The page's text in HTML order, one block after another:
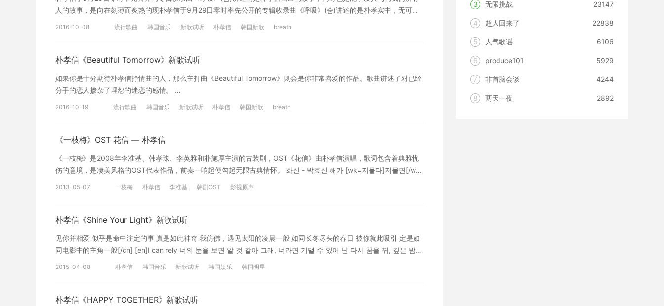
은 너, 너의 세상은 나인 거야 지금 이 순간에도 세상은 변해가고 그 안에 있는 너와 나의 모습도 변해가고 오늘은 걷더라
도 내일은 달려갈래 If you are there besides me Oh Home Oh Home And I fly high I’m in sky high 너를 안고서 And
you, if you are there beside me I fly high I’m in sky high Fly high I feel alright I’m so alive I will fight And I fly high
视频均来自互联网链接，仅供学习使用。本网站自身不存储、控制、修改被链接的内容。"沪江网"高度重视知识产权保
护。当如发现本网站发布的信息包含有侵犯其著作权的链接内容时，请联系我们，我们将依法采取措施移除相关内容或屏
蔽相关链接。
人的故事，是向在刻薄而炙热的现朴孝信于9月29日零时率先公开的专辑收录曲《呼吸》(숨)讲述的是朴孝实中，无可奈
수 없는걸 바라도 된다면 두렵지 않다면 너처럼 오늘 같은 날 마른 줄 알았던 오래된 눈물이 흐르면 잠들지 않는 내 작은
에 비가 내리고 다시 자라난 오늘 그 하루를 살아 오늘 같은 밤 이대로 머물러도 될 꿈이라면 바랄 수 없는걸 바라도 된다
면 두렵지 않다면 너처럼 오늘 같은 날 마른 줄 알았던 오래된 눈물이 흐르면 잠들지 않는 이 어린 가슴이 숨을 쉰다 고단
했던 내 하루가 숨을 쉰다 声明：音视频均来自互联网链接，仅供学习使用。本网站自身不存储、控制、修改被链接的内
2016-10-08 流行歌曲 韩国音乐 新歌试听 朴孝信 韩国新歌 breath
朴孝信《Beautiful Tomorrow》新歌试听
如果你是十分期待朴孝信抒情曲的人，那么主打曲《Beautiful Tomorrow》则会是你非常喜爱的作品。歌曲讲述了对已经
分手的恋人掺杂了埋怨的迷恋的感情。
야 후회가 돼 그 누구보다 날 사랑할 수 있는 건 너야 Because of you 난 오늘도 Because of you 겨우 살아 추억 속을 걸
예전처럼 내가 아무 말 없이 웃어보일게 Because of you 그래 너는 나였었고 바라만 봐도 눈물 나는 넌 나의 영원한 너란
걸 Beautiful Tomorrow 그 날 그대로 여기 남아 있을게 여기 Because of you 声明：音视频均来自互联网链接，仅供学习
使用。本网站自身不存储、控制、修改被链接的内容。"沪江网"高度重视知识产权保护。当如发现本网站发布的信息包含
2016-10-19 流行歌曲 韩国音乐 新歌试听 朴孝信 韩国新歌 breath
《一枝梅》OST 花信 — 朴孝信
《一枝梅》是2008年李准基、韩孝珠、李英雅和朴施厚主演的古装剧，OST《花信》由朴孝信演唱，歌词包含着典雅忧
伤的意境，是凄美风格的OST代表作品，前奏一响起便勾起无限古典情怀。 화신 - 박효신 해가 [wk=저물다]저물면[/wk]
또 웃다가 가질 수 없는 꿈인 걸 알기에 두 눈에 눈물이 고이죠 哭了 笑了 哭了 一个人的思念 用眼泪抹去刻在红叶上的你
도 가슴에 더 깊이 새겨지네요 조금만 버려도 더 많이 쌓여서 자꾸 그대 잊을수 없는데 放佛并不是缘分 一次次的舍弃 然
而在心中刻的更深 片刻的舍弃却化为深深的堆积 总是忘不了你 울다 웃다 울다 그대 그리다가 [wk=덧없다]덧없는[/wk]
내 인생 다 하는날 나 편해질까요 얼룩져 버린 내 삶에 그대란 사람 다음생에 가질께요 哭了 笑了 哭了 思念着你 让我无常
以 眼泪盈眶 声明：音视频均来自互联网链接，仅供学习使用。本网站自身不存储、控制、修改被链接的内容。"沪江
2013-05-07 一枝梅 朴孝信 李准基 韩剧OST 影视原声
朴孝信《Shine Your Light》新歌试听
见你并相爱 似乎是命中注定的事 真是如此神奇 我仿佛，遇见太阳的凌晨一般 如同长冬尽头的春日 被你就此吸引 定是如
同电影中的主角一般[/cn] [en]I can rely 너의 눈을 보면 알 것 같아 그래, 너라면 기댈 수 있어 난 다시 꿈을 꿔, 깊은 밤
时 对于将我抱住的你[/cn] [en]있잖아, 내가 달라지는 것만 같아 이젠 니 마음을 알 수 있어 세상이 변해가 오늘밤, When
2015-04-08 朴孝信 韩国音乐 新歌试听 韩国娱乐 韩国明星
朴孝信《HAPPY TOGETHER》新歌试听
3 无限挑战 23147
4 超人回来了 22838
5 人气歌谣 6106
6 produce101 5929
7 非首脑会谈 4244
8 两天一夜 2892